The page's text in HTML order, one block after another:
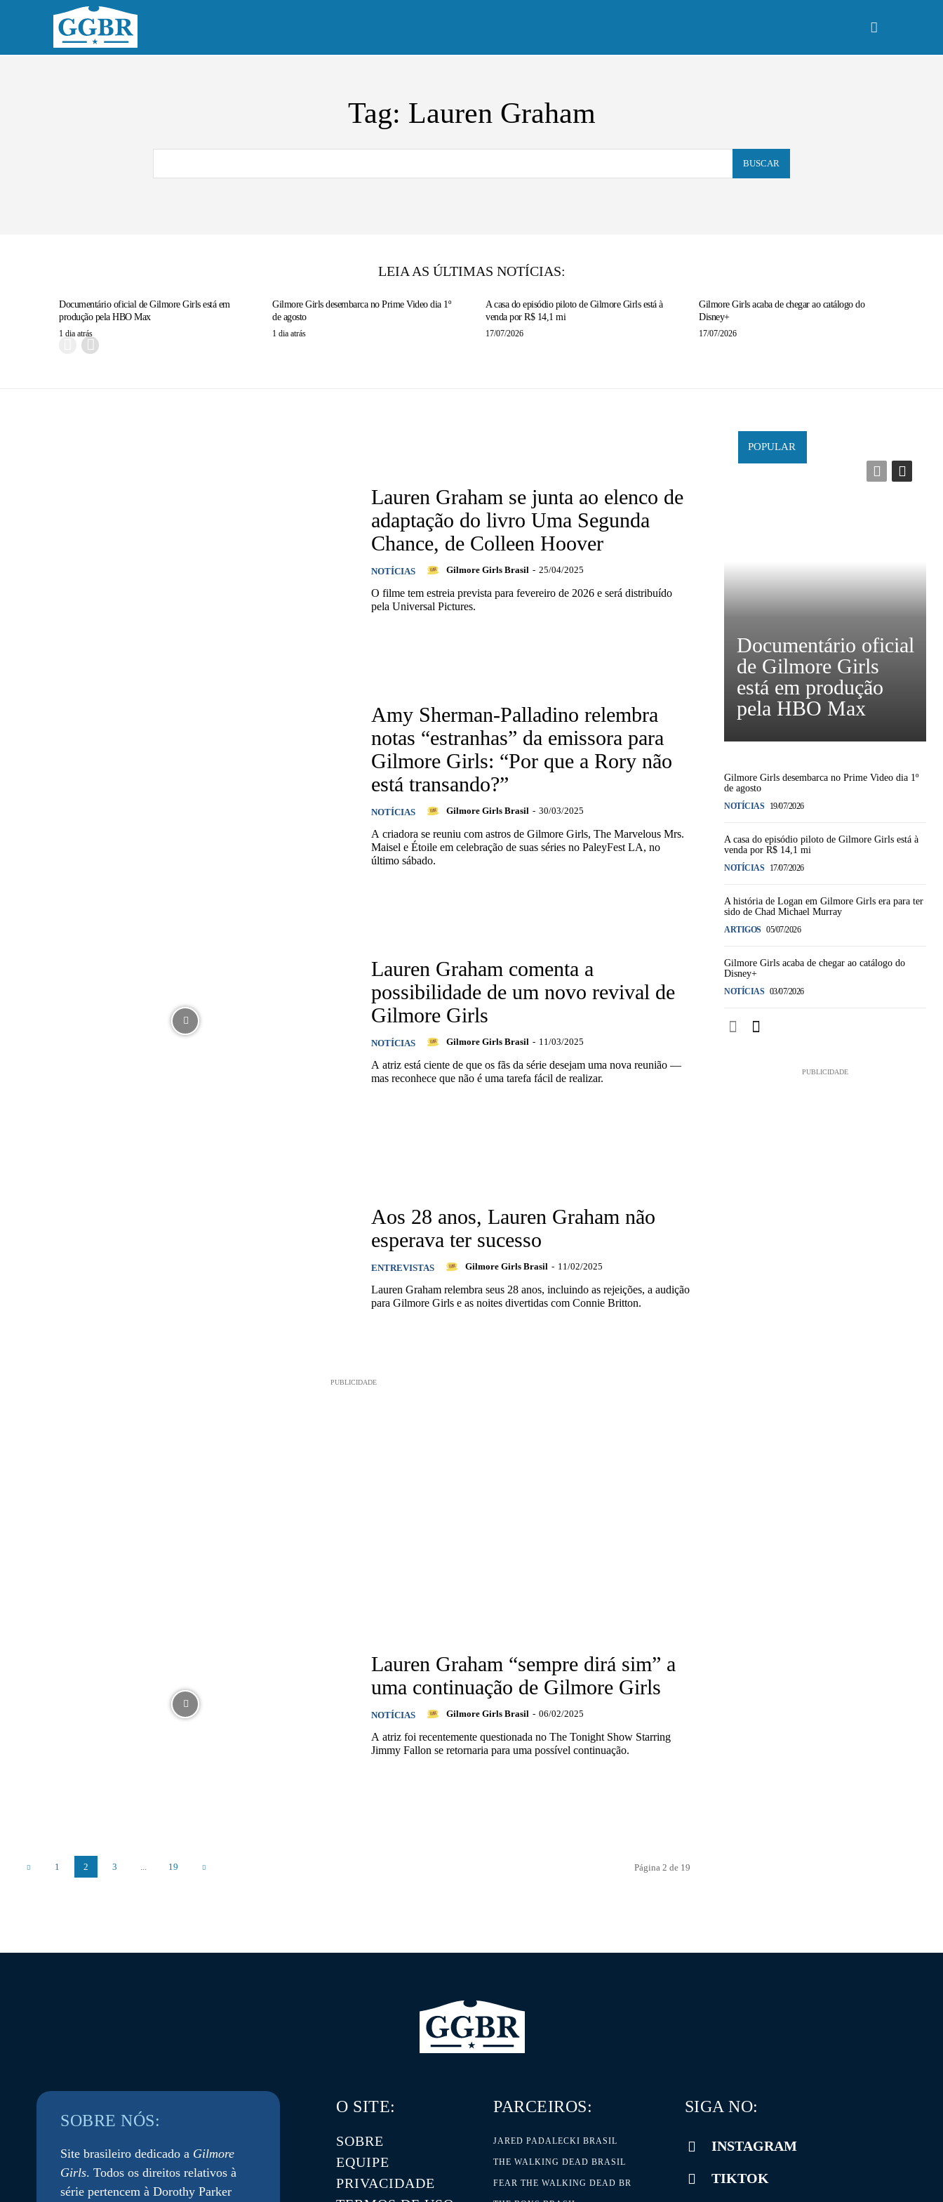
Tag: Lauren Graham
BUSCAR
LEIA AS ÚLTIMAS NOTÍCIAS:
Documentário oficial de Gilmore Girls está em
produção pela HBO Max
1 dia atrás
Gilmore Girls desembarca no Prime Video dia 1º
de agosto
1 dia atrás
A casa do episódio piloto de Gilmore Girls está à
venda por R$ 14,1 mi
17/07/2026
Gilmore Girls acaba de chegar ao catálogo do
Disney+
17/07/2026
Lauren Graham se junta ao elenco de
adaptação do livro Uma Segunda
Chance, de Colleen Hoover
NOTÍCIAS Gilmore Girls Brasil - 25/04/2025
O filme tem estreia prevista para fevereiro de 2026 e será distribuído
pela Universal Pictures.
Amy Sherman-Palladino relembra
notas “estranhas” da emissora para
Gilmore Girls: “Por que a Rory não
está transando?”
NOTÍCIAS Gilmore Girls Brasil - 30/03/2025
A criadora se reuniu com astros de Gilmore Girls, The Marvelous Mrs.
Maisel e Étoile em celebração de suas séries no PaleyFest LA, no
último sábado.
Lauren Graham comenta a
possibilidade de um novo revival de
Gilmore Girls
NOTÍCIAS Gilmore Girls Brasil - 11/03/2025
A atriz está ciente de que os fãs da série desejam uma nova reunião —
mas reconhece que não é uma tarefa fácil de realizar.
Aos 28 anos, Lauren Graham não
esperava ter sucesso
ENTREVISTAS Gilmore Girls Brasil - 11/02/2025
Lauren Graham relembra seus 28 anos, incluindo as rejeições, a audição
para Gilmore Girls e as noites divertidas com Connie Britton.
PUBLICIDADE
Lauren Graham “sempre dirá sim” a
uma continuação de Gilmore Girls
NOTÍCIAS Gilmore Girls Brasil - 06/02/2025
A atriz foi recentemente questionada no The Tonight Show Starring
Jimmy Fallon se retornaria para uma possível continuação.
1 2 3 ... 19 Página 2 de 19
POPULAR
Documentário oficial
de Gilmore Girls
está em produção
pela HBO Max
Gilmore Girls desembarca no Prime Video dia 1º
de agosto
NOTÍCIAS 19/07/2026
A casa do episódio piloto de Gilmore Girls está à
venda por R$ 14,1 mi
NOTÍCIAS 17/07/2026
A história de Logan em Gilmore Girls era para ter
sido de Chad Michael Murray
ARTIGOS 05/07/2026
Gilmore Girls acaba de chegar ao catálogo do
Disney+
NOTÍCIAS 03/07/2026
PUBLICIDADE
SOBRE NÓS:
Site brasileiro dedicado a Gilmore
Girls. Todos os direitos relativos à
série pertencem à Dorothy Parker
O SITE:
SOBRE
EQUIPE
PRIVACIDADE
PARCEIROS:
JARED PADALECKI BRASIL
THE WALKING DEAD BRASIL
FEAR THE WALKING DEAD BR
SIGA NO:
INSTAGRAM
TIKTOK